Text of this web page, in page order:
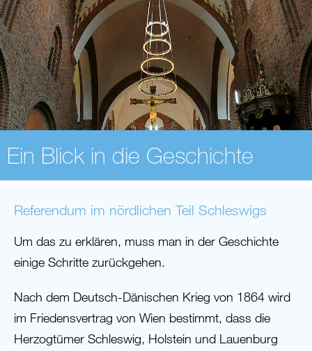
Ein Blick in die Geschichte
Referendum im nördlichen Teil Schleswigs
Um das zu erklären, muss man in der Geschichte
einige Schritte zurückgehen.
Nach dem Deutsch-Dänischen Krieg von 1864 wird
im Friedensvertrag von Wien bestimmt, dass die
Herzogtümer Schleswig, Holstein und Lauenburg